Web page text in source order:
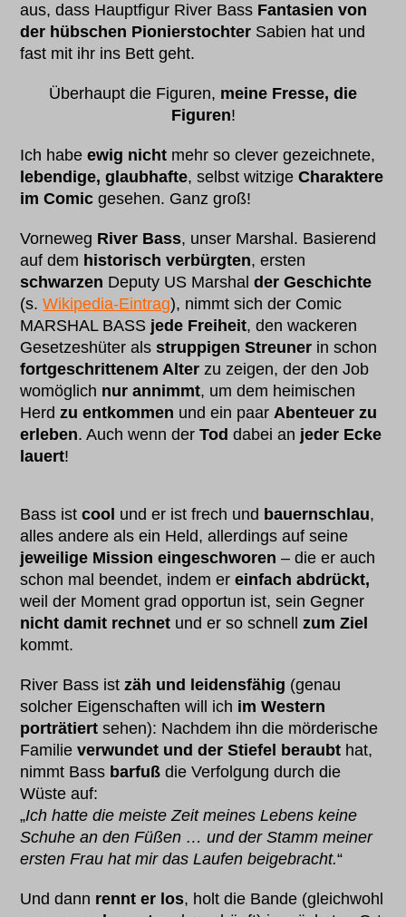
aus, dass Hauptfigur River Bass Fantasien von
der hübschen Pionierstochter Sabien hat und
fast mit ihr ins Bett geht.
Überhaupt die Figuren, meine Fresse, die
Figuren!
Ich habeewig nicht mehr so clever gezeichnete,
lebendige, glaubhafte, selbst witzigeCharaktere
im Comic gesehen. Ganz groß!
Vorneweg River Bass, unser Marshal. Basierend
auf dem historisch verbürgten, ersten
schwarzen Deputy US Marshalder Geschichte
(s.Wikipedia-Eintrag), nimmt sich der Comic
MARSHAL BASS jede Freiheit, den wackeren
Gesetzeshüter alsstruppigen Streuner in schon
fortgeschrittenem Alter zu zeigen, der den Job
womöglich nur annimmt, um dem heimischen
Herdzu entkommen und ein paarAbenteuer zu
erleben. Auch wenn derTod dabei an jeder Ecke
lauert!
Bass istcool und er ist frech und bauernschlau,
alles andere als ein Held, allerdings auf seine
jeweilige Mission eingeschworen – die er auch
schon mal beendet, indem ereinfach abdrückt,
weil der Moment grad opportun ist, sein Gegner
nicht damit rechnet und er so schnellzum Ziel
kommt.
River Bass istzäh und leidensfähig (genau
solcher Eigenschaften will ich im Western
porträtiert sehen): Nachdem ihn die mörderische
Familieverwundet und der Stiefel beraubt hat,
nimmt Bass barfuß die Verfolgung durch die
Wüste auf:
„Ich hatte die meiste Zeit meines Lebens keine
Schuhe an den Füßen … und der Stamm meiner
ersten Frau hat mir das Laufen beigebracht.“
Und dann rennt er los, holt die Bande (gleichwohl